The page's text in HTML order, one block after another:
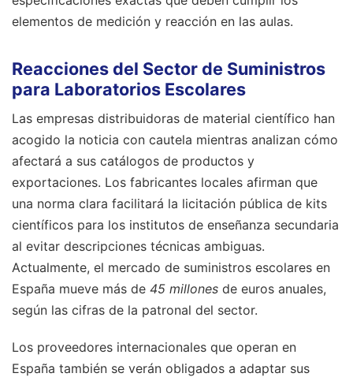
elementos de medición y reacción en las aulas.
Reacciones del Sector de Suministros
para Laboratorios Escolares
Las empresas distribuidoras de material científico han
acogido la noticia con cautela mientras analizan cómo
afectará a sus catálogos de productos y
exportaciones. Los fabricantes locales afirman que
una norma clara facilitará la licitación pública de kits
científicos para los institutos de enseñanza secundaria
al evitar descripciones técnicas ambiguas.
Actualmente, el mercado de suministros escolares en
España mueve más de 45 millones de euros anuales,
según las cifras de la patronal del sector.
Los proveedores internacionales que operan en
España también se verán obligados a adaptar sus